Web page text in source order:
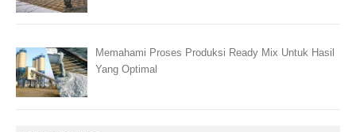
Memahami Proses Produksi Ready Mix Untuk Hasil
Yang Optimal